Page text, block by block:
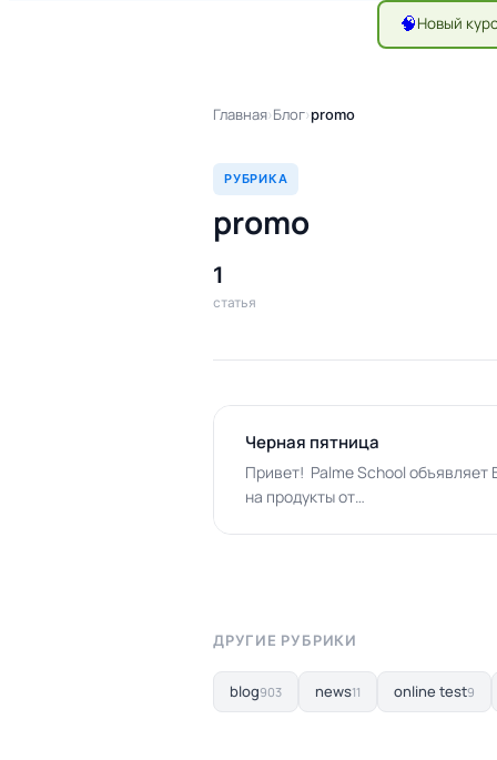
🧠Новый
Главная›Блог›promo
РУБРИКА
promo
1
статья
Черная пятница
Привет! Palme School объявляет
на продукты от…
ДРУГИЕ РУБРИКИ
blog903 news11 online test9